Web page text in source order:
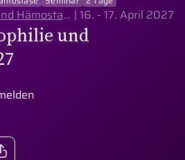
expanda Hämophilie und Hämostase | 16. - 17. April 2027
und